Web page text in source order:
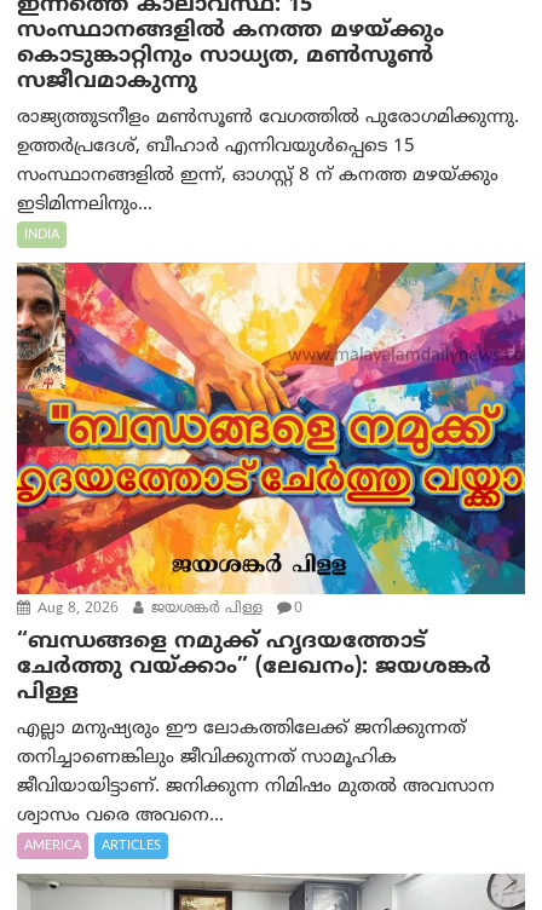
ഇന്നത്തെ കാലാവസ്ഥ: 15
സംസ്ഥാനങ്ങളിൽ കനത്ത മഴയ്ക്കും
കൊടുങ്കാറ്റിനും സാധ്യത, മൺസൂൺ
സജീവമാകുന്നു
രാജ്യത്തുടനീളം മൺസൂൺ വേഗത്തിൽ പുരോഗമിക്കുന്നു.
ഉത്തർപ്രദേശ്, ബീഹാർ എന്നിവയുൾപ്പെടെ 15
സംസ്ഥാനങ്ങളിൽ ഇന്ന്, ഓഗസ്റ്റ് 8 ന് കനത്ത മഴയ്ക്കും
ഇടിമിന്നലിനും...
INDIA
Aug 8, 2026 ജയശങ്കര്‍ പിള്ള 0
“ബന്ധങ്ങളെ നമുക്ക് ഹൃദയത്തോട്
ചേർത്തു വയ്ക്കാം” (ലേഖനം): ജയശങ്കര്‍
പിള്ള
എല്ലാ മനുഷ്യരും ഈ ലോകത്തിലേക്ക് ജനിക്കുന്നത്
തനിച്ചാണെങ്കിലും ജീവിക്കുന്നത് സാമൂഹിക
ജീവിയായിട്ടാണ്. ജനിക്കുന്ന നിമിഷം മുതൽ അവസാന
ശ്വാസം വരെ അവനെ...
AMERICA ARTICLES